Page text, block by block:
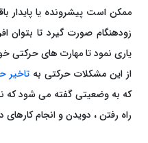
ممکن است پیشرونده یا
زودهنگام صورت گیرد تا بتوان
یاری نمود تا مهارت های حرکتی
از این مشکلات حرکتی به تاخیر
که به وضعیتی گفته می شود که
راه رفتن ، دویدن و انجام کارهای